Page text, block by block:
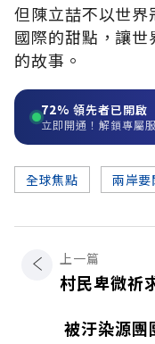
但陳立喆不以世
國際的甜點，讓
的故事。
72% 領先者已開啟
立即開通！解鎖專屬
全球焦點 兩岸要
上一篇
村民卑微祈
被汙染源團